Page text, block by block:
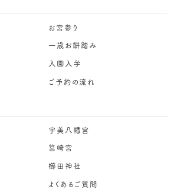
お宮参り
一歳お餅踏み
入園入学
ご予約の流れ
宇美八幡宮
筥崎宮
櫛田神社
よくあるご質問